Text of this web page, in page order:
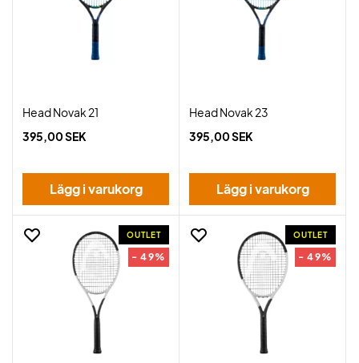
Head Novak 21
395,00 SEK
Lägg i varukorg
Head Novak 23
395,00 SEK
Lägg i varukorg
OUTLET
- 49%
OUTLET
- 49%